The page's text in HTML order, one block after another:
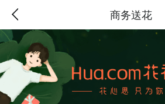
商务送花